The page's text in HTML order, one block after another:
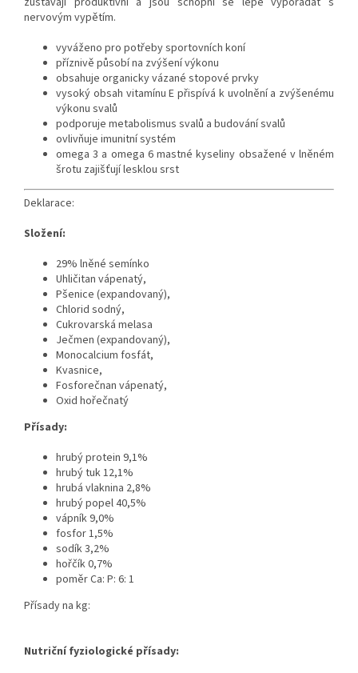
nervovým vypětím.
vyváženo pro potřeby sportovních koní
příznivě působí na zvýšení výkonu
obsahuje organicky vázané stopové prvky
vysoký obsah vitamínu E přispívá k uvolnění a zvýšenému
výkonu svalů
podporuje metabolismus svalů a budování svalů
ovlivňuje imunitní systém
omega 3 a omega 6 mastné kyseliny obsažené v lněném
šrotu zajišťují lesklou srst
Deklarace:
Složení:
29% lněné semínko
Uhličitan vápenatý,
Pšenice (expandovaný),
Chlorid sodný,
Cukrovarská melasa
Ječmen (expandovaný),
Monocalcium fosfát,
Kvasnice,
Fosforečnan vápenatý,
Oxid hořečnatý
Přísady:
hrubý protein 9,1%
hrubý tuk 12,1%
hrubá vlaknina 2,8%
hrubý popel 40,5%
vápník 9,0%
fosfor 1,5%
sodík 3,2%
hořčík 0,7%
poměr Ca: P: 6: 1
Přísady na kg:
Nutriční fyziologické přísady: